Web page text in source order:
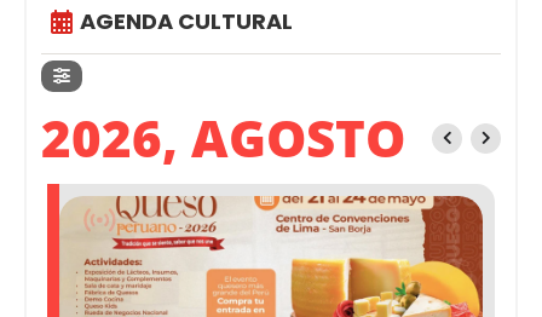
AGENDA CULTURAL
2026, AGOSTO